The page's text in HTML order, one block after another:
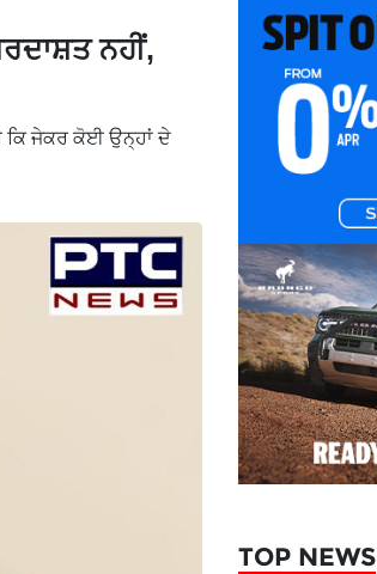
ਨਹੀਂ,
ਕਿ ਜੇਕਰ ਕੋਈ ਉਨ੍ਹਾਂ ਦੇ
TOP NEWS